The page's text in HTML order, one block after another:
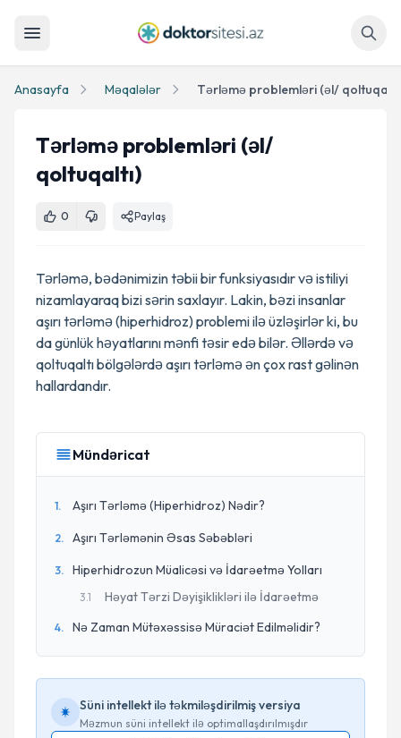
Anasayfa Məqalələr Tərləmə problemləri (əl/ qoltuqaltı)
Tərləmə problemləri (əl/
qoltuqaltı)
0 Paylaş
Tərləmə, bədənimizin təbii bir funksiyasıdır və istiliyi
nizamlayaraq bizi sərin saxlayır. Lakin, bəzi insanlar
aşırı tərləmə (hiperhidroz) problemi ilə üzləşirlər ki, bu
da günlük həyatlarını mənfi təsir edə bilər. Əllərdə və
qoltuqaltı bölgələrdə aşırı tərləmə ən çox rast gəlinən
hallardandır.
Mündəricat
1. Aşırı Tərləmə (Hiperhidroz) Nədir?
2. Aşırı Tərləmənin Əsas Səbəbləri
3. Hiperhidrozun Müalicəsi və İdarəetmə Yolları
3.1 Həyat Tərzi Dəyişiklikləri ilə İdarəetmə
4. Nə Zaman Mütəxəssisə Müraciət Edilməlidir?
Süni intellekt ilə təkmiləşdirilmiş versiya
Məzmun süni intellekt ilə optimallaşdırılmışdır